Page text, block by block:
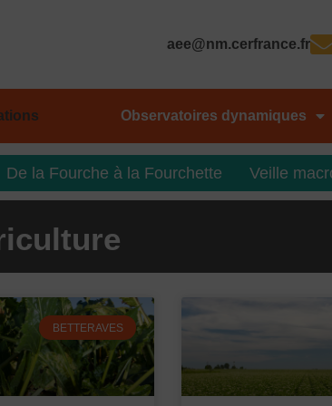
aee@nm.cerfrance.fr
Observatoires dynamiques
De la Fourche à la Fourchette Veille
BETTERAVES
P
a
g
P
a
g
P
a
g
e